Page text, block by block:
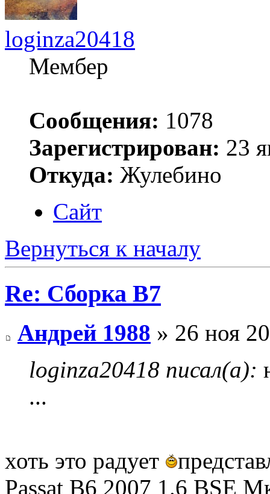
loginza20418
Мембер
Сообщения: 1078
Зарегистрирован: 23
Откуда: Жулебино
Сайт
Вернуться к началу
Re: Сборка B7
Андрей 1988 » 26 ноя
loginza20418 писал(а):
...
хоть это радует
Passat B6 2007 1.6 BSE